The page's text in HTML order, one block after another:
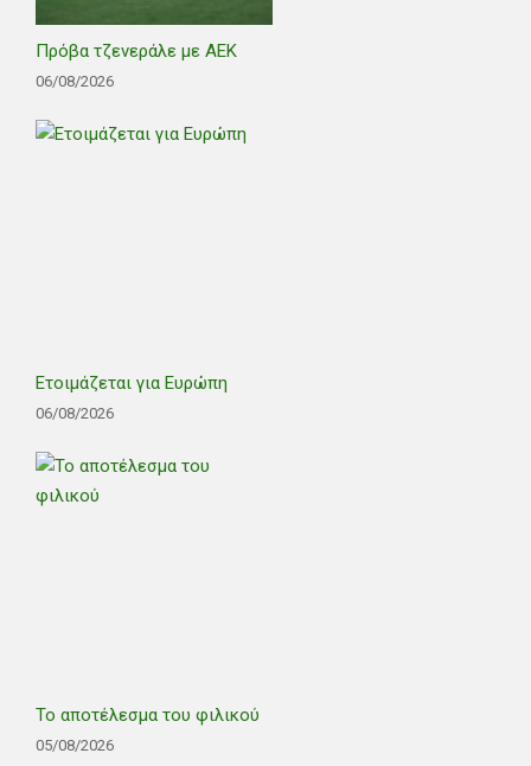
Πρόβα τζενεράλε με ΑΕΚ
06/08/2026
Ετοιμάζεται για Ευρώπη
06/08/2026
Το αποτέλεσμα του φιλικού
05/08/2026